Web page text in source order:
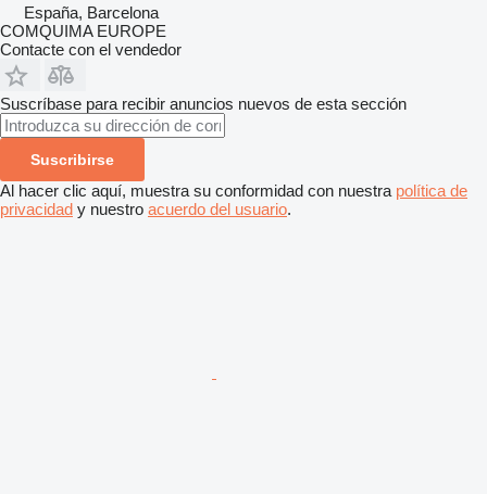
España, Barcelona
COMQUIMA EUROPE
Contacte con el vendedor
Suscríbase para recibir anuncios nuevos de esta sección
Suscribirse
Al hacer clic aquí, muestra su conformidad con nuestra política de
privacidad y nuestro acuerdo del usuario.